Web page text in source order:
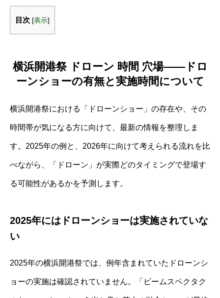
目次 [表示]
横浜開港祭 ドローン 時間 穴場――ドロ
ーンショーの有無と実施時間について
横浜開港祭における「ドローンショー」の存在や、その
時間帯が気になる方に向けて、最新の情報を整理しま
す。2025年の例と、2026年に向けて考えられる流れを比
べながら、「ドローン」が実際どのタイミングで登場す
る可能性があるかを予測します。
2025年にはドローンショーは実施されていな
い
2025年の横浜開港祭では、例年含まれていたドローンシ
ョーの実施は確認されていません。「ビームスペクタク